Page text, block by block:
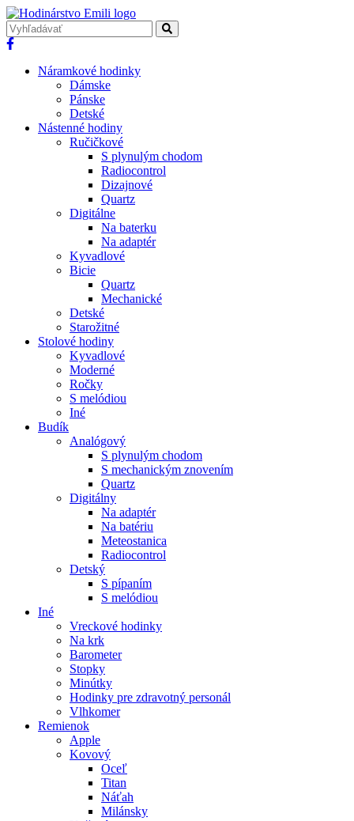
Náramkové hodinky
Dámske
Pánske
Detské
Nástenné hodiny
Ručičkové
S plynulým chodom
Radiocontrol
Dizajnové
Quartz
Digitálne
Na baterku
Na adaptér
Kyvadlové
Bicie
Quartz
Mechanické
Detské
Starožitné
Stolové hodiny
Kyvadlové
Moderné
Ročky
S melódiou
Iné
Budík
Analógový
S plynulým chodom
S mechanickým znovením
Quartz
Digitálny
Na adaptér
Na batériu
Meteostanica
Radiocontrol
Detský
S pípaním
S melódiou
Iné
Vreckové hodinky
Na krk
Barometer
Stopky
Minútky
Hodinky pre zdravotný personál
Vlhkomer
Remienok
Apple
Kovový
Oceľ
Titan
Náťah
Milánsky